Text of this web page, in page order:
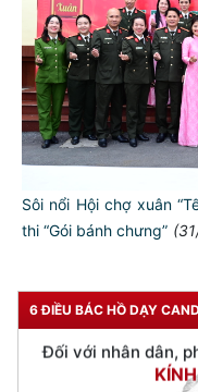
Sôi nổi Hội chợ xuân
thi “Gói bánh chưng”
6 ĐIỀU BÁC HỒ DẠY CAND
NGƯỜI
Đối với tự mình,
CẦN,
Đối với đồng sự,
Đối với chính phủ,
TUYỆT
Đối với công việc,
Đối với địch, phải